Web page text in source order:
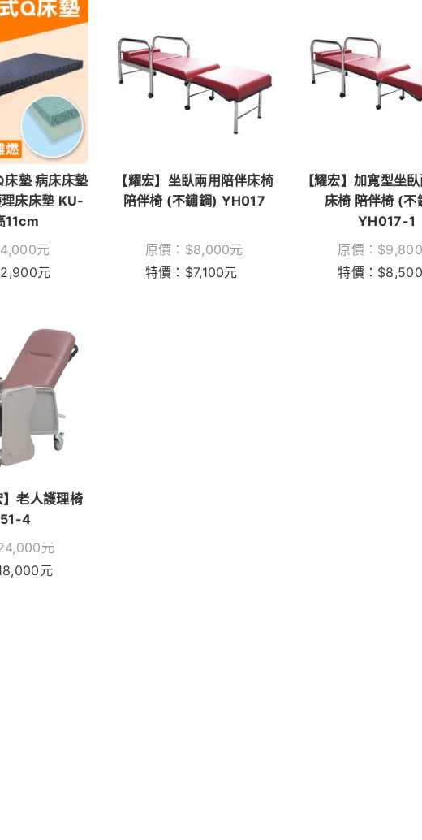
床墊 病床床墊
床床墊 KU-
11cm
4,000元
2,900元
【耀宏】坐臥兩用陪伴床椅
陪伴椅 (不鏽鋼) YH017
原價： $8,000元
特價： $7,100元
【耀宏】加寬型坐
床椅 陪伴椅 (不
YH017-1
原價： $9,800
特價： $8,500
】老人護理椅
4
元
元